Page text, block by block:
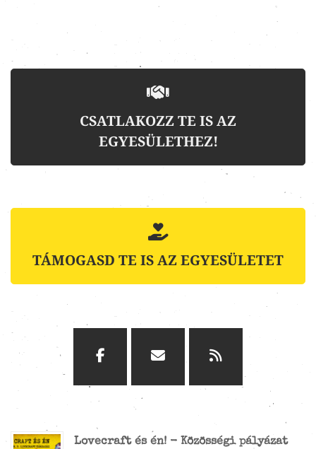
CSATLAKOZZ TE IS AZ
EGYESÜLETHEZ!
TÁMOGASD TE IS AZ EGYESÜLETET
Lovecraft és én! - Közösségi pályázat